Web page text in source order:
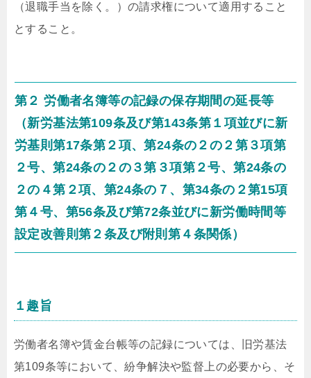
（退職手当を除く。）の請求権について適用すること
とすること。
第２ 労働者名簿等の記録の保存期間の延長等
（新労基法第109条及び第143条第１項並びに新
労基則第17条第２項、第24条の２の２第３項第
２号、第24条の２の３第３項第２号、第24条の
２の４第２項、第24条の７、第34条の２第15項
第４号、第56条及び第72条並びに新労働時間等
設定改善則第２条及び附則第４条関係）
１趣旨
労働者名簿や賃金台帳等の記録については、旧労基法
第109条等において、紛争解決や監督上の必要から、そ